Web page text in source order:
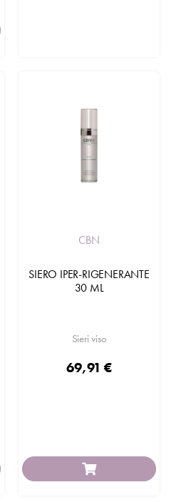
CBN
SIERO IPER-RIGENERANTE
30 ML
Sieri viso
69,91 €